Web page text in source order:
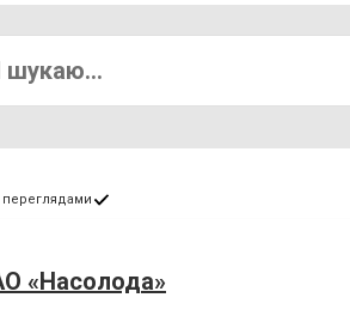
переглядами
«Насолода»